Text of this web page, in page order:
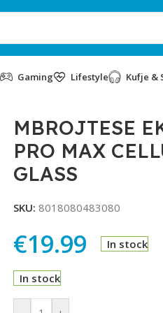
Gaming Lifestyle Kufje &
MBROJTESE
PRO MAX
GLASS
SKU: 8018080483080
€19.99 In stock
In stock
Alternative: